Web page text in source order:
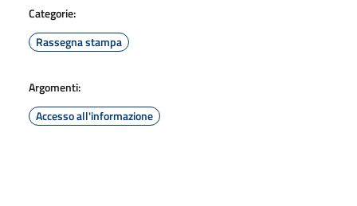
Categorie:
Rassegna stampa
Argomenti:
Accesso all'informazione